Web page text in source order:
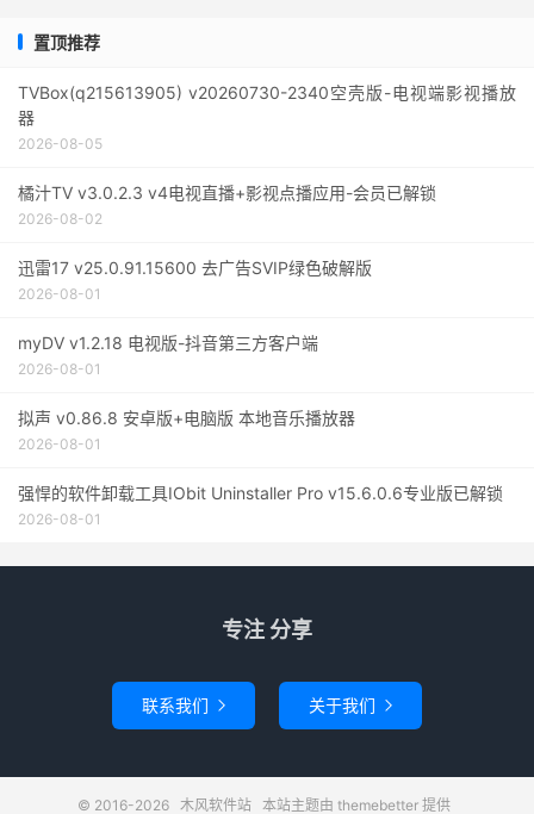
置顶推荐
TVBox(q215613905) v20260730-2340空壳版-电视端影视播放
器
2026-08-05
橘汁TV v3.0.2.3 v4电视直播+影视点播应用-会员已解锁
2026-08-02
迅雷17 v25.0.91.15600 去广告SVIP绿色破解版
2026-08-01
myDV v1.2.18 电视版-抖音第三方客户端
2026-08-01
拟声 v0.86.8 安卓版+电脑版 本地音乐播放器
2026-08-01
强悍的软件卸载工具IObit Uninstaller Pro v15.6.0.6专业版已解锁
2026-08-01
专注 分享
联系我们  关于我们 
© 2016-2026 木风软件站本站主题由 themebetter提供